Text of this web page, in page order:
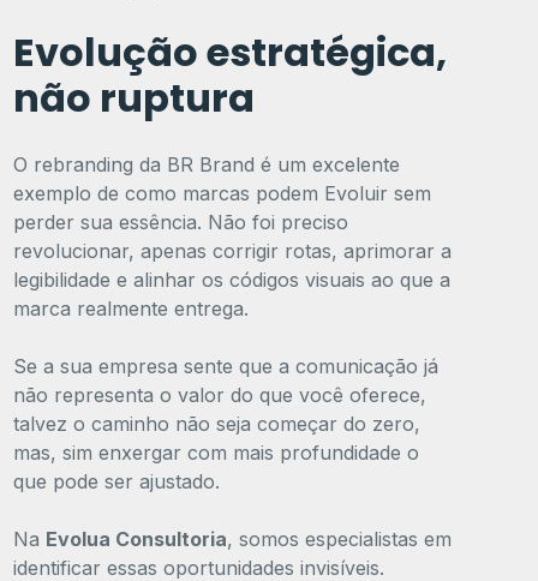
Evolução estratégica,
não ruptura
O rebranding da BR Brand é um excelente
exemplo de como marcas podem Evoluir sem
perder sua essência. Não foi preciso
revolucionar, apenas corrigir rotas, aprimorar a
legibilidade e alinhar os códigos visuais ao que a
marca realmente entrega.
Se a sua empresa sente que a comunicação já
não representa o valor do que você oferece,
talvez o caminho não seja começar do zero,
mas, sim enxergar com mais profundidade o
que pode ser ajustado.
Na Evolua Consultoria, somos especialistas em
identificar essas oportunidades invisíveis.